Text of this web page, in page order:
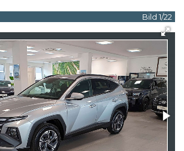
Bild 1/22